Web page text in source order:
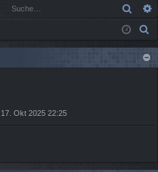
n
m
eg
ist
rie
, 17. Okt 2025 22:25